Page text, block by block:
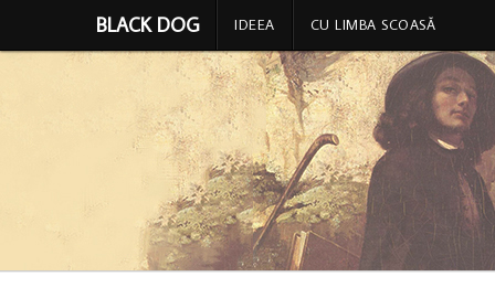
BLACK DOG IDEEA CU LIMBA SCOASĂ